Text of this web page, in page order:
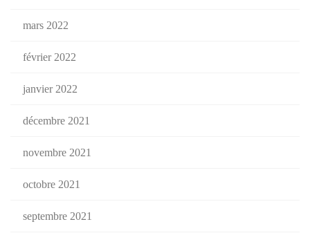
mars 2022
février 2022
janvier 2022
décembre 2021
novembre 2021
octobre 2021
septembre 2021